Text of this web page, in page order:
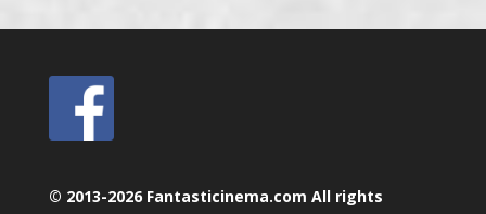
© 2013-2026 Fantasticinema.com All rights